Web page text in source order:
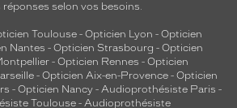
selon vos besoins.
Toulouse- Opticien Lyon - Opticien
Nantes - Opticien Strasbourg - Opticien
- Opticien Rennes - Opticien
- Opticien Aix-en-Provence - Opticien
- Opticien Nancy - Audioprothésiste Paris -
Toulouse- Audioprothésiste